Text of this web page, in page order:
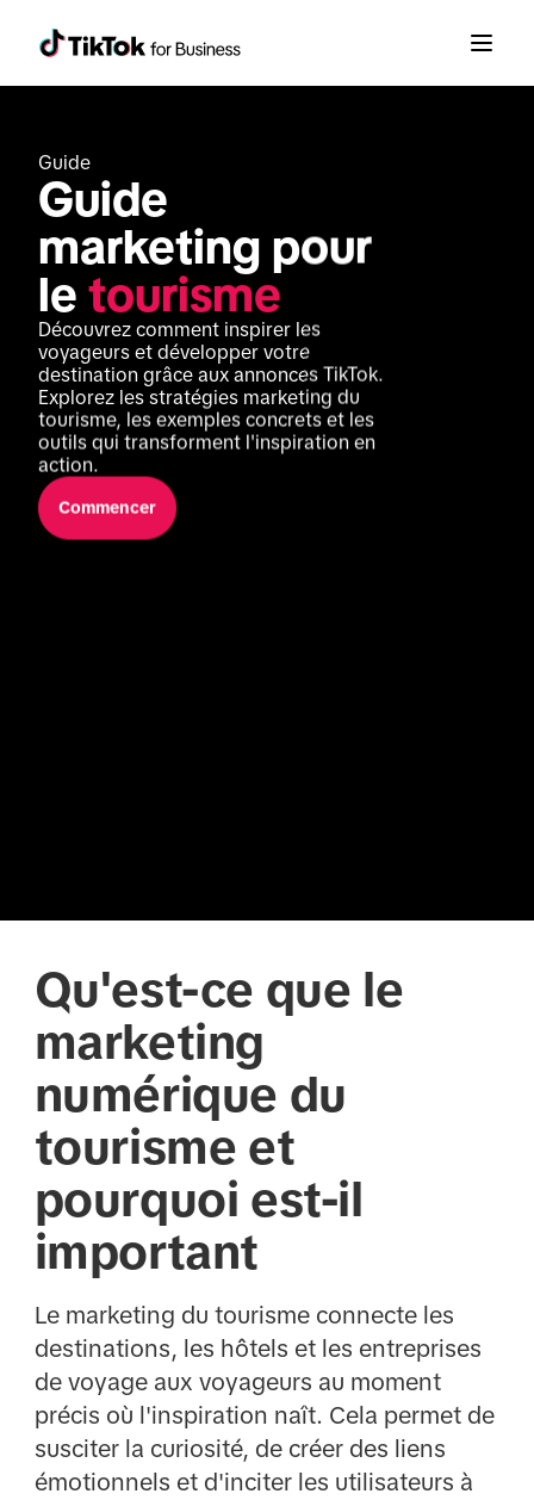
Guide
Guide
marketing pour
le tourisme
Découvrez comment inspirer les
voyageurs et développer votre
destination grâce aux annonces TikTok.
Explorez les stratégies marketing du
tourisme, les exemples concrets et les
outils qui transforment l'inspiration en
action.
Commencer
Qu'est-ce que le
marketing
numérique du
tourisme et
pourquoi est-il
important
Le marketing du tourisme connecte les
destinations, les hôtels et les entreprises
de voyage aux voyageurs au moment
précis où l'inspiration naît. Cela permet de
susciter la curiosité, de créer des liens
émotionnels et d'inciter les utilisateurs à